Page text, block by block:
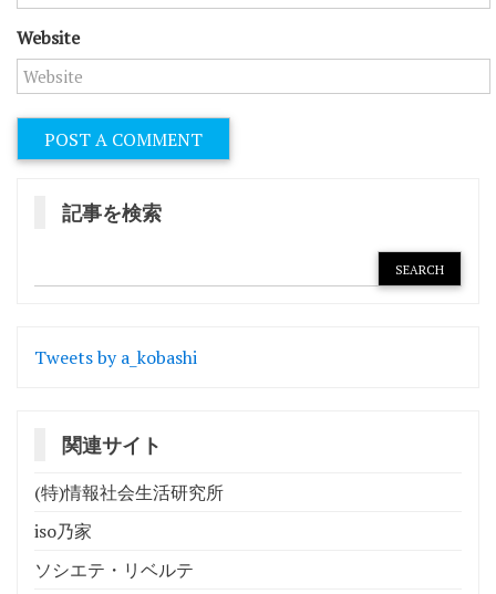
Website
記事を検索
Tweets by a_kobashi
関連サイト
(特)情報社会生活研究所
iso乃家
ソシエテ・リベルテ